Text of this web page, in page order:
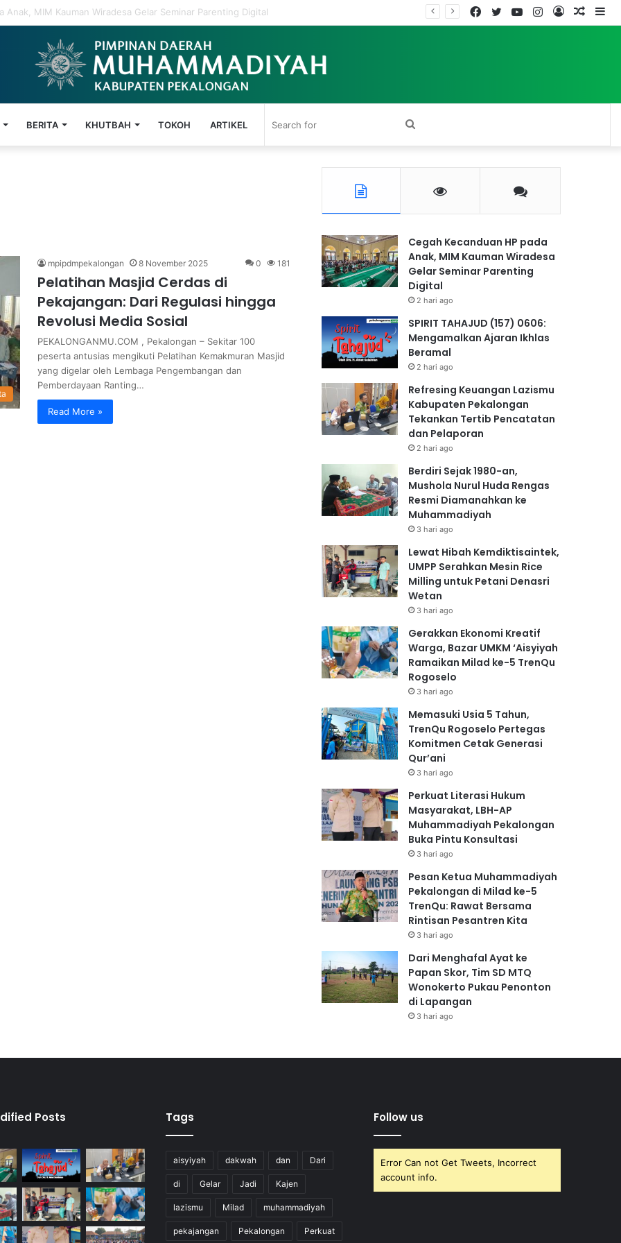
Mengamalkan Ajaran Ikhlas Beramal
Log
Instagram
YouTube
Twitter
Facebook
BERITA KHUTBAH TOKOH ARTIKEL Search
for
mpipdmpekalongan 8 November 2025 0 181
Pelatihan Masjid Cerdas di
Pekajangan: Dari Regulasi hingga
Revolusi Media Sosial
PEKALONGANMU.COM , Pekalongan – Sekitar 100
peserta antusias mengikuti Pelatihan Kemakmuran Masjid
yang digelar oleh Lembaga Pengembangan dan
Pemberdayaan Ranting…
Read More »
Cegah Kecanduan HP pada
Anak, MIM Kauman Wiradesa
Gelar Seminar Parenting
Digital
2 hari ago
SPIRIT TAHAJUD (157) 0606:
Mengamalkan Ajaran Ikhlas
Beramal
2 hari ago
Refresing Keuangan Lazismu
Kabupaten Pekalongan
Tekankan Tertib Pencatatan
dan Pelaporan
2 hari ago
Berdiri Sejak 1980-an,
Mushola Nurul Huda Rengas
Resmi Diamanahkan ke
Muhammadiyah
3 hari ago
Lewat Hibah Kemdiktisaintek,
UMPP Serahkan Mesin Rice
Milling untuk Petani Denasri
Wetan
3 hari ago
Gerakkan Ekonomi Kreatif
Warga, Bazar UMKM ‘Aisyiyah
Ramaikan Milad ke-5 TrenQu
Rogoselo
3 hari ago
Memasuki Usia 5 Tahun,
TrenQu Rogoselo Pertegas
Komitmen Cetak Generasi
Qur’ani
3 hari ago
Perkuat Literasi Hukum
Masyarakat, LBH-AP
Muhammadiyah Pekalongan
Buka Pintu Konsultasi
3 hari ago
Pesan Ketua Muhammadiyah
Pekalongan di Milad ke-5
TrenQu: Rawat Bersama
Rintisan Pesantren Kita
3 hari ago
Dari Menghafal Ayat ke
Papan Skor, Tim SD MTQ
Wonokerto Pukau Penonton
di Lapangan
3 hari ago
Posts Tags
aisyiyah dakwah dan Dari
di Gelar Jadi Kajen
lazismu Milad muhammadiyah
pekajangan Pekalongan Perkuat
Follow us
Error Can not Get Tweets, Incorrect
account info.